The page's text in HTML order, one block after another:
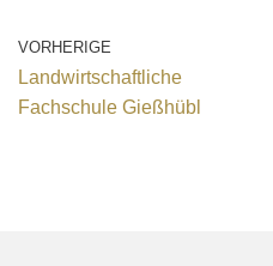
VORHERIGE
Landwirtschaftliche
Fachschule Gießhübl